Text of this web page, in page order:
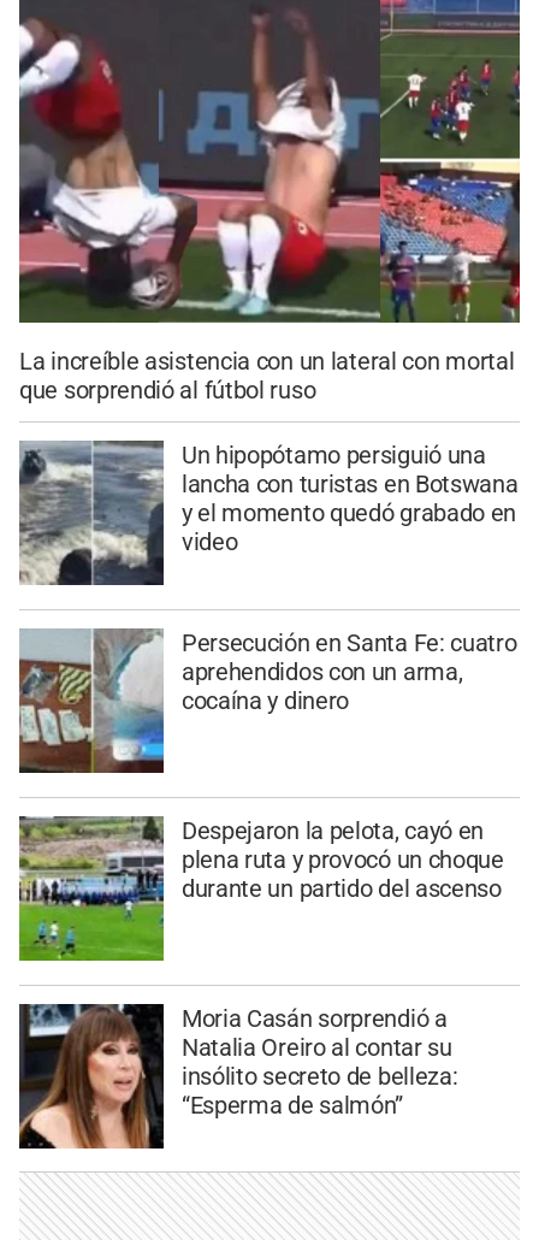
La increíble asistencia con un lateral con mortal
que sorprendió al fútbol ruso
Un hipopótamo persiguió una
lancha con turistas en Botswana
y el momento quedó grabado en
video
Persecución en Santa Fe: cuatro
aprehendidos con un arma,
cocaína y dinero
Despejaron la pelota, cayó en
plena ruta y provocó un choque
durante un partido del ascenso
Moria Casán sorprendió a
Natalia Oreiro al contar su
insólito secreto de belleza:
“Esperma de salmón”